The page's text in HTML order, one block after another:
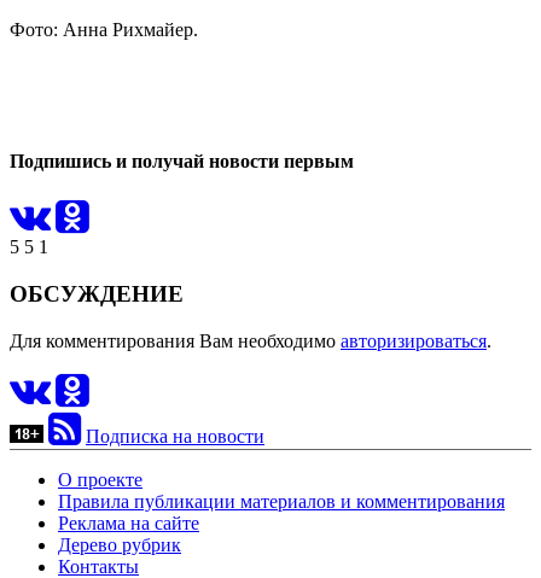
Фото: Анна Рихмайер.
Подпишись и получай новости первым
5 5 1
ОБСУЖДЕНИЕ
Для комментирования Вам необходимо авторизироваться.
Подписка на новости
О проекте
Правила публикации материалов и комментирования
Реклама на сайте
Дерево рубрик
Контакты